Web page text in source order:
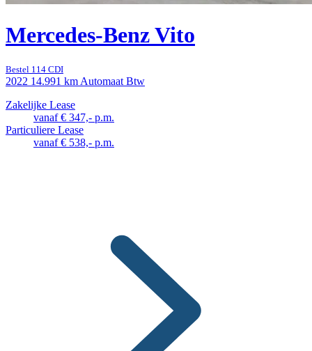
Mercedes-Benz Vito
Bestel 114 CDI
2022 14.991 km Automaat Btw
Zakelijke Lease
vanaf € 347,- p.m.
Particuliere Lease
vanaf € 538,- p.m.